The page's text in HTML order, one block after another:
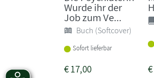
Wurde ihr der
Job zum Ve...
Buch (Softcover)
Sofort lieferbar
€17,00 €